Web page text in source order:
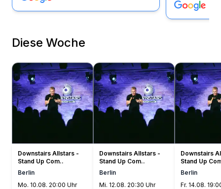
Diese Woche
Downstairs Allstars -
Stand Up Com..
Berlin
Mo. 10.08. 20:00 Uhr
Downstairs Allstars -
Stand Up Com..
Berlin
Mi. 12.08. 20:30 Uhr
Downstairs
Stand Up
Berlin
Fr. 14.08.